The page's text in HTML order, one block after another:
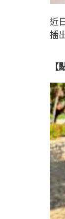
近
播
【